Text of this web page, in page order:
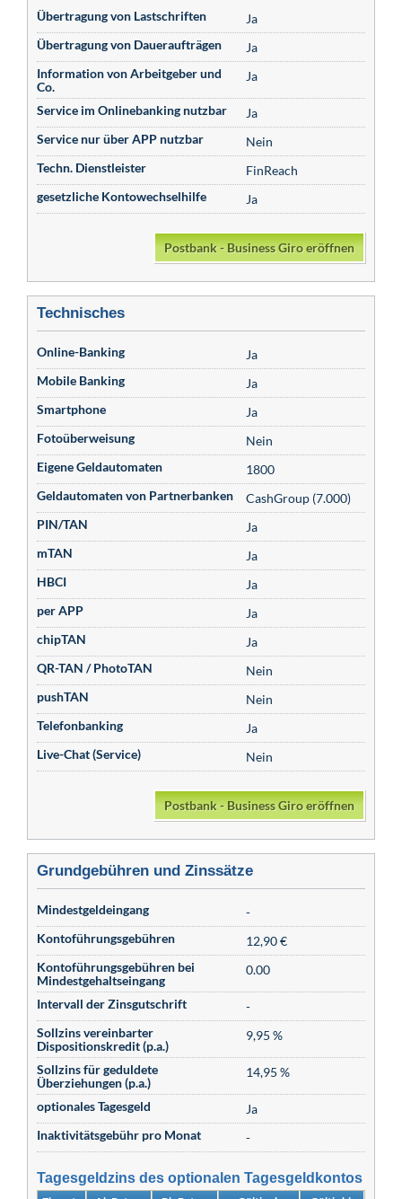
Übertragung von Lastschriften
Ja
Übertragung von Daueraufträgen
Ja
Information von Arbeitgeber und
Co.
Ja
Service im Onlinebanking nutzbar
Ja
Service nur über APP nutzbar
Nein
Techn. Dienstleister
FinReach
gesetzliche Kontowechselhilfe
Ja
Postbank - Business Giro eröffnen
Technisches
Online-Banking
Ja
Mobile Banking
Ja
Smartphone
Ja
Fotoüberweisung
Nein
Eigene Geldautomaten
1800
Geldautomaten von Partnerbanken
CashGroup (7.000)
PIN/TAN
Ja
mTAN
Ja
HBCI
Ja
per APP
Ja
chipTAN
Ja
QR-TAN / PhotoTAN
Nein
pushTAN
Nein
Telefonbanking
Ja
Live-Chat (Service)
Nein
Postbank - Business Giro eröffnen
Grundgebühren und Zinssätze
Mindestgeldeingang
-
Kontoführungsgebühren
12,90 €
Kontoführungsgebühren bei
Mindestgehaltseingang
0.00
Intervall der Zinsgutschrift
-
Sollzins vereinbarter
Dispositionskredit (p.a.)
9,95 %
Sollzins für geduldete
Überziehungen (p.a.)
14,95 %
optionales Tagesgeld
Ja
Inaktivitätsgebühr pro Monat
-
Tagesgeldzins des optionalen Tagesgeldkontos